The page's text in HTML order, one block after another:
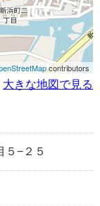
contributors
大きな地図で見る
５−２５